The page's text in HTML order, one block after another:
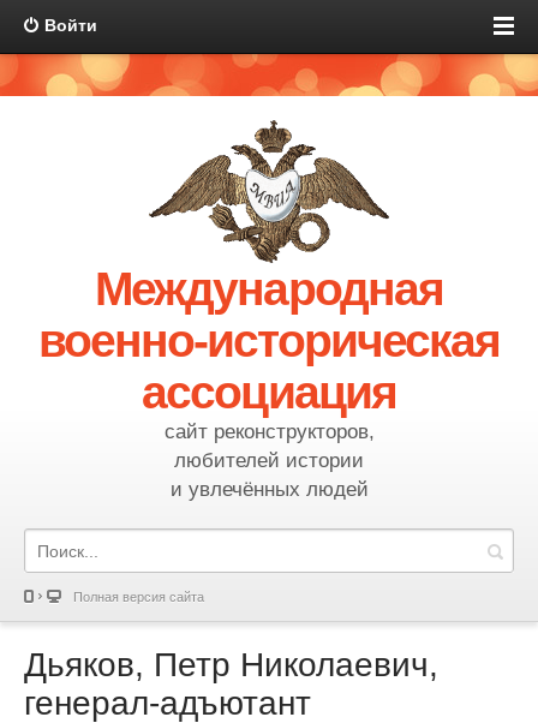
Войти
Международная
военно-историческая
ассоциация
сайт реконструкторов,
любителей истории
и увлечённых людей
Полная версия сайта
Дьяков, Петр Николаевич,
генерал-адъютант